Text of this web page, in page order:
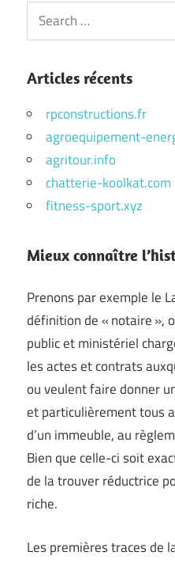
Search
for:
Articles récents
rpconstructions.fr
agroequipement-
agritour.info
chatterie-koolkat.com
fitness-sport.xyz
Mieux connaître
Prenons par exemple le
définition de « notaire »,
public et ministériel
les actes et contrats
ou veulent faire donner
et particulièrement tous
d’un immeuble, au
Bien que celle-ci soit
de la trouver réductrice
riche.
Les premières traces de